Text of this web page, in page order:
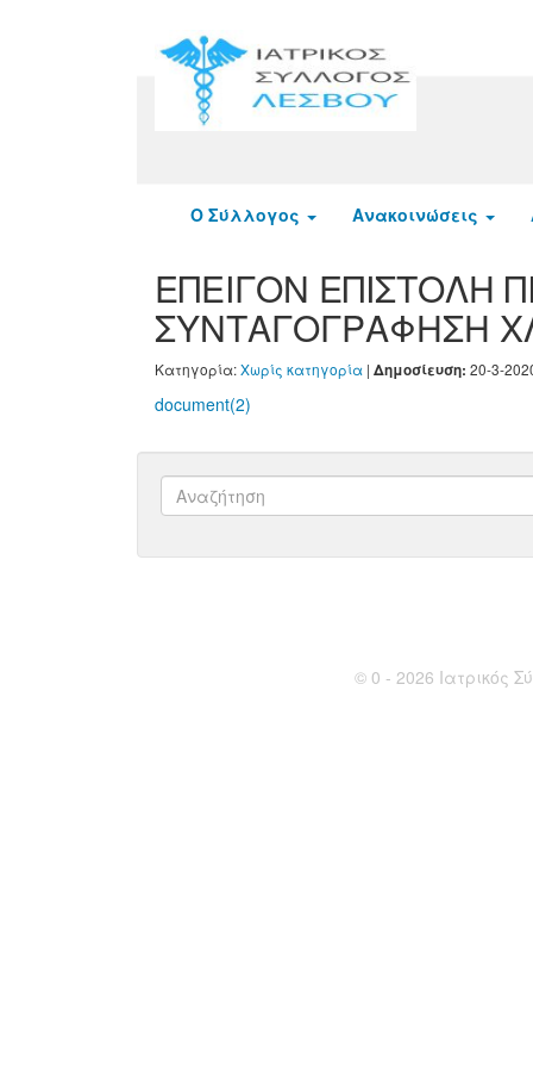
Ο Σύλλογος Ανακοινώσεις
ΕΠΕΙΓΟΝ ΕΠΙΣΤΟΛΗ
ΣΥΝΤΑΓΟΓΡΑΦΗΣΗ
Κατηγορία:Χωρίς κατηγορία | Δημοσίευση: 20-3-
document(2)
© 0 - 2026 Ιατρικός